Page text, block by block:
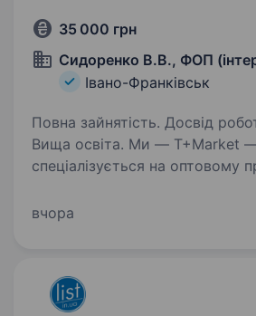
35 000 грн
Сидоренко В.В., ФОП
Івано-Франківськ
Повна зайнятість. Досвід
Вища освіта. Ми — Т+Market — компанія, яка
спеціалізується на оптовому
та планшетів. Наша історія
вчора